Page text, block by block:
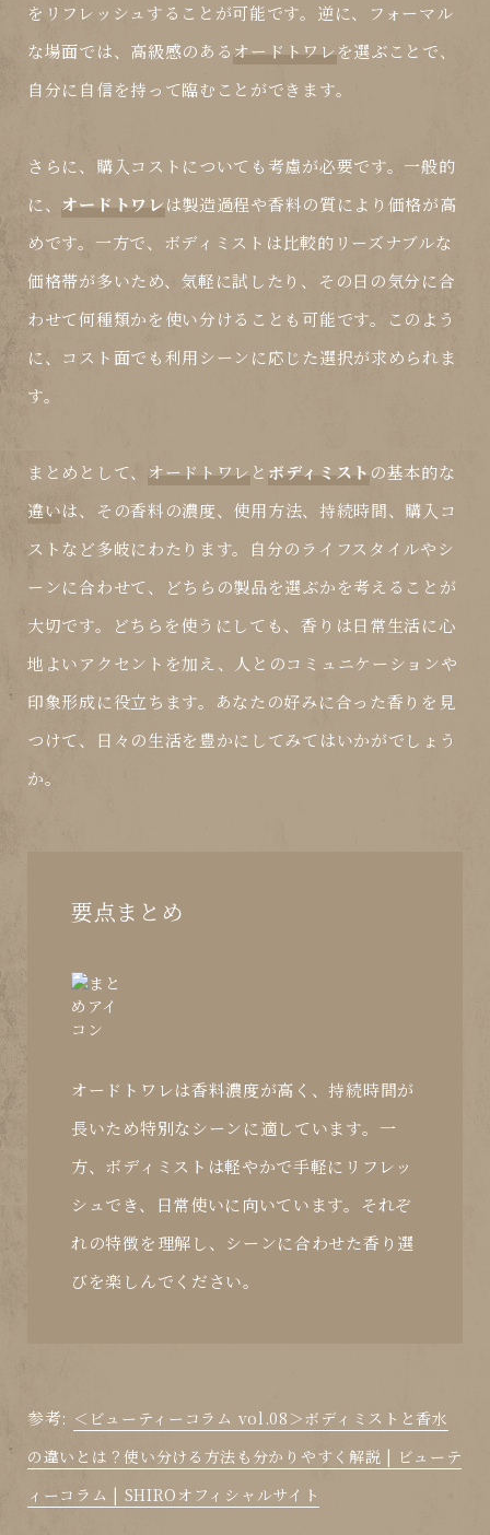
をリフレッシュすることが可能です。逆に、フォーマル
な場面では、高級感のあるオードトワレを選ぶことで、
自分に自信を持って臨むことができます。
さらに、購入コストについても考慮が必要です。一般的
に、 オードトワレは製造過程や香料の質により価格が高
めです。一方で、
ボディミスト は比較的リーズナブルな
価格帯が多いため、気軽に試したり、その日の気分に合
わせて何種類かを使い分けることも可能です。このよう
に、コスト面でも利用シーンに応じた選択が求められま
す。
まとめとして、 オードトワレ と ボディミスト の基本的な
違いは、その香料の濃度、使用方法、持続時間、購入コ
ストなど多岐にわたります。自分のライフスタイルやシ
ーンに合わせて、どちらの製品を選ぶかを考えることが
大切です。どちらを使うにしても、香りは日常生活に心
地よいアクセントを加え、人とのコミュニケーションや
印象形成に役立ちます。あなたの好みに合った香りを見
つけて、日々の生活を豊かにしてみてはいかがでしょう
か。
要点まとめ
オードトワレは香料濃度が高く、持続時間が
長いため特別なシーンに適しています。一
方、ボディミストは軽やかで手軽にリフレッ
シュでき、日常使いに向いています。それぞ
れの特徴を理解し、シーンに合わせた香り選
びを楽しんでください。
参考: ＜ビューティーコラム vol.08＞ボディミストと香水
の違いとは？使い分ける方法も分かりやすく解説 | ビューテ
ィーコラム | SHIROオフィシャルサイト